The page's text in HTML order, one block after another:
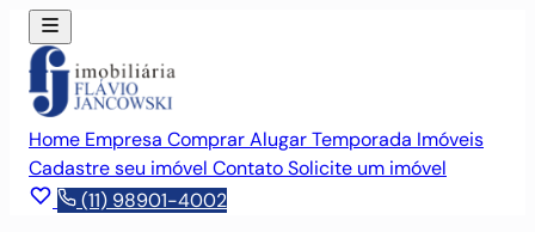
Home Empresa ComprarAlugarTemporada Imóveis
Cadastre seu imóvel ContatoSolicite um imóvel
(11) 98901-4002